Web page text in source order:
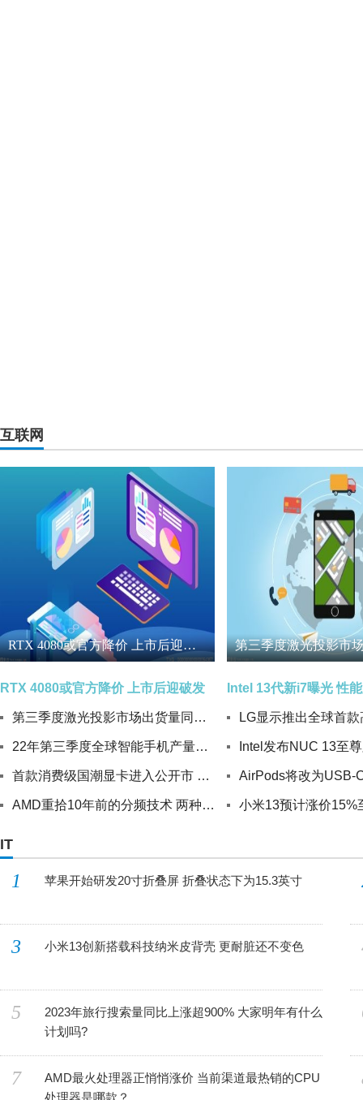
互联网
RTX 4080或官方降价 上市后迎破发
RTX 4080或官方降价 上市后迎破发
第三季度激光投影市场出货量同比微增2.7% 表现较强发展韧性
22年第三季度全球智能手机产量下降11% 季度同比下降0.9%
首款消费级国潮显卡进入公开市 GPU核心频率可达1.8GHz
AMD重拾10年前的分频技术 两种频率不一样?
IT
1 苹果开始研发20寸折叠屏 折叠状态下为15.3英寸
3 小米13创新搭载科技纳米皮背壳 更耐脏还不变色
5
2023年旅行搜索量同比上涨超900% 大家明年有什么
计划吗?
7
AMD最火处理器正悄悄涨价 当前渠道最热销的CPU
处理器是哪款？